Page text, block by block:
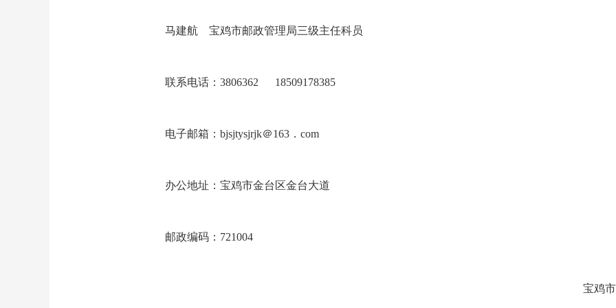
马建航 宝鸡市邮政管理局三级主任科员
联系电话：3806362 18509178385
电子邮箱：bjsjtysjrjk＠163．com
办公地址：宝鸡市金台区金台大道
邮政编码：721004
宝鸡市交通运输